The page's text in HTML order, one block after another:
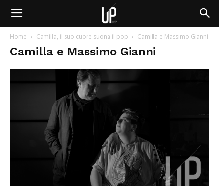
Home Camilla, il suo cuore suona il pop Camilla e Massimo Gianni
Camilla e Massimo Gianni